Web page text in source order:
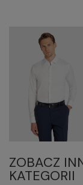
ZOBACZ
KATEGORII